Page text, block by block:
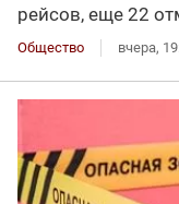
рейсов, еще 22
Общество вчера,